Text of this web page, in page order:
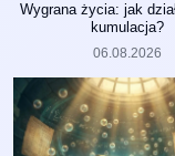
Wygrana życia: jak
kumulacja?
06.08.2026